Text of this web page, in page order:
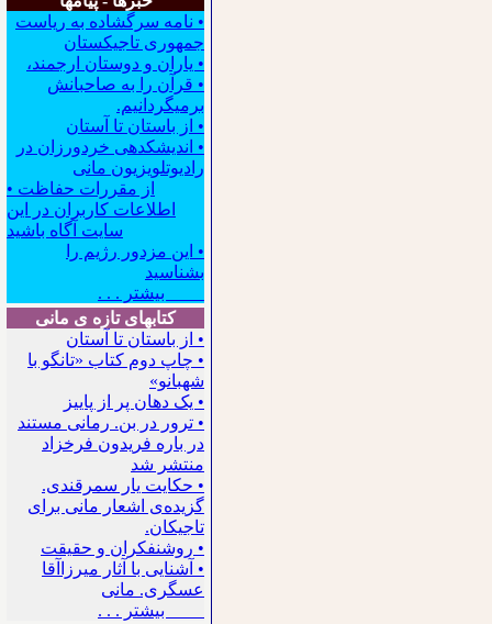
• نامه سرگشاده به ریاست
جمهوری تاجیکستان
• یاران و دوستان ارجمند،
• قرآن را به صاحبانش
برمیگردانیم.
• از باستان تا آستان
• اندیشکده‍ی خردورزان در
رادیوتلویزیون مانی
• از مقررات حفاظت
اطلاعات کاربران در این
سایت آگاه باشید
• این مزدور رژیم را
بشناسید
بیشتر . . .
کتابهای تازه ی مانی
• از باستان تا آستان
• چاپ دوم کتاب «تانگو با
شهبانو»
• یک دهان پر از پاییز
• ترور در بن. رمانی مستند
در باره فریدون فرخزاد
منتشر شد
• حکایت یار سمرقندی.
گزیده‌ی اشعار مانی برای
تاجیکان.
• روشنفکران و حقیقت
• آشنایی با آثار میرزاآقا
عسگری. مانی
بیشتر . . .